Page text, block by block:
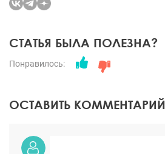
СТАТЬЯ БЫЛА ПОЛЕЗНА?
Понравилось:
ОСТАВИТЬ КОММЕНТАРИЙ